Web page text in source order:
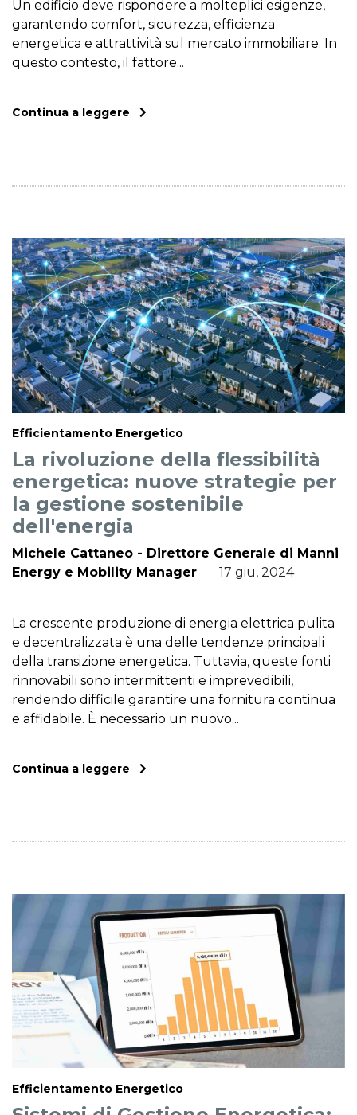
Un edificio deve rispondere a molteplici esigenze,
garantendo comfort, sicurezza, efficienza
energetica e attrattività sul mercato immobiliare. In
questo contesto, il fattore...
Continua a leggere
Efficientamento Energetico
La rivoluzione della flessibilità
energetica: nuove strategie per
la gestione sostenibile
dell'energia
Michele Cattaneo - Direttore Generale di Manni
Energy e Mobility Manager
17 giu, 2024
La crescente produzione di energia elettrica pulita
e decentralizzata è una delle tendenze principali
della transizione energetica. Tuttavia, queste fonti
rinnovabili sono intermittenti e imprevedibili,
rendendo difficile garantire una fornitura continua
e affidabile. È necessario un nuovo...
Continua a leggere
Efficientamento Energetico